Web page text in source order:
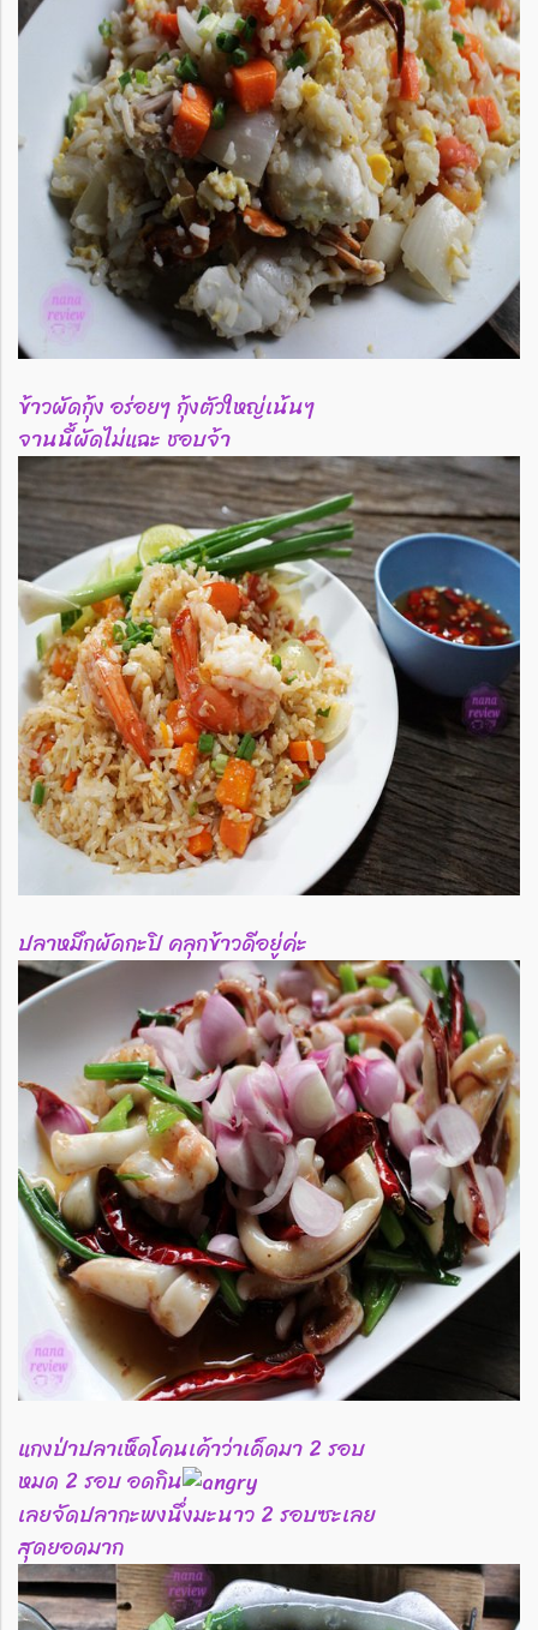
ข้าวผัดกุ้ง อร่อยๆ กุ้งตัวใหญ่เน้นๆ
จานนี้ผัดไม่แฉะ ชอบจ้า
ปลาหมึกผัดกะปิ คลุกข้าวดีอยู่ค่ะ
แกงป่าปลาเห็ดโคนเค้าว่าเด็ดมา 2 รอบ
หมด 2 รอบ อดกิน
เลยจัดปลากะพงนึ่งมะนาว 2 รอบซะเลย
สุดยอดมาก